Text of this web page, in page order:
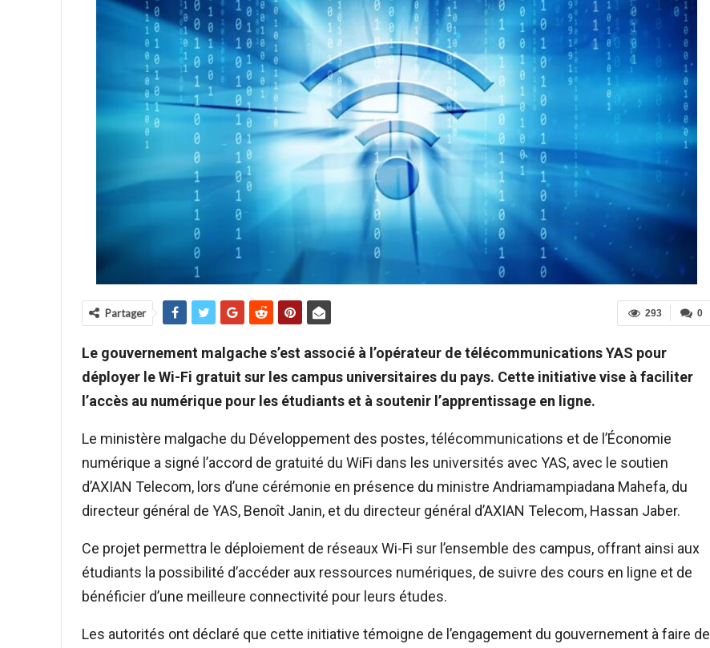
0
293
Partager
Le gouvernement malgache s’est associé à l’opérateur de télécommunications YAS pour
déployer le Wi-Fi gratuitsur les campus universitaires du pays. Cette initiative vise à faciliter
l’accès au numérique pour les étudiants et à soutenir l’apprentissage en ligne.
Le ministère malgache du Développement des postes, télécommunications et de l’Économie
numérique a signé l’accord de gratuité du WiFi dans les universités avec YAS, avec le soutien
d’AXIAN Telecom, lors d’une cérémonie en présence du ministre Andriamampiadana Mahefa, du
directeur général de YAS, Benoît Janin, et du directeur général d’AXIAN Telecom, Hassan Jaber.
Ce projet permettra le déploiement de réseaux Wi-Fi sur l’ensemble des campus, offrant ainsi aux
étudiants la possibilité d’accéder aux ressources numériques, de suivre des cours en ligne et de
bénéficier d’une meilleure connectivité pour leurs études.
Les autorités ont déclaré que cette initiative témoigne de l’engagement du gouvernement à faire de